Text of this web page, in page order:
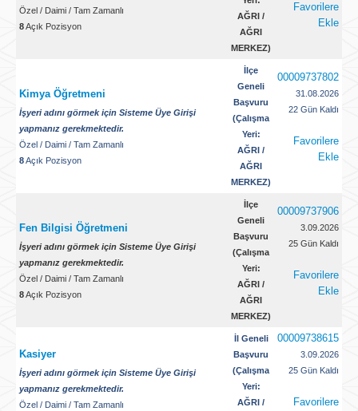
Özel / Daimi / Tam Zamanlı
8Açık Pozisyon
AĞRI /
AĞRI
MERKEZ)
Favorilere
Ekle
Kimya Öğretmeni
İşyeri adını görmek için Sisteme Üye Girişi
yapmanız gerekmektedir.
Özel / Daimi / Tam Zamanlı
8Açık Pozisyon
İlçe
Geneli
Başvuru
(Çalışma
Yeri:
AĞRI /
AĞRI
MERKEZ)
00009737802
31.08.2026
22 Gün Kaldı
Favorilere
Ekle
Fen Bilgisi Öğretmeni
İşyeri adını görmek için Sisteme Üye Girişi
yapmanız gerekmektedir.
Özel / Daimi / Tam Zamanlı
8Açık Pozisyon
İlçe
Geneli
Başvuru
(Çalışma
Yeri:
AĞRI /
AĞRI
MERKEZ)
00009737906
3.09.2026
25 Gün Kaldı
Favorilere
Ekle
Kasiyer
İşyeri adını görmek için Sisteme Üye Girişi
yapmanız gerekmektedir.
Özel / Daimi / Tam Zamanlı
İl Geneli
Başvuru
(Çalışma
Yeri:
AĞRI /
00009738615
3.09.2026
25 Gün Kaldı
Favorilere